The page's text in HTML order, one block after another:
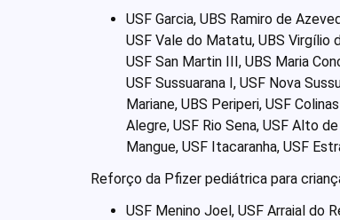
USF Garcia, UBS Ramiro de
USF Vale do Matatu, UBS Virgílio
USF San Martin III, UBS Maria
USF Sussuarana I, USF Nova
Mariane, UBS Periperi, USF
Alegre, USF Rio Sena, USF Alto
Mangue, USF Itacaranha, USF
Reforço da Pfizer pediátrica para
USF Menino Joel, USF Arraial do